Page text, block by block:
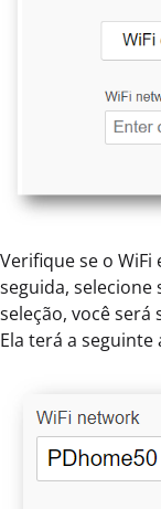
Verifique se o
seguida, selecione
seleção, você
Ela terá a seguinte